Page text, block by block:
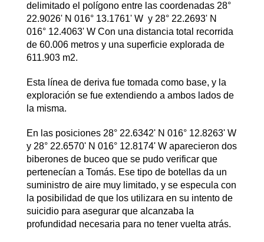
delimitado el polígono entre las coordenadas 28°
22.9026' N 016° 13.1761' W y 28° 22.2693' N
016° 12.4063' W Con una distancia total recorrida
de 60.006 metros y una superficie explorada de
611.903 m2.
Esta línea de deriva fue tomada como base, y la
exploración se fue extendiendo a ambos lados de
la misma.
En las posiciones 28° 22.6342' N 016° 12.8263' W
y 28° 22.6570' N 016° 12.8174' W aparecieron dos
biberones de buceo que se pudo verificar que
pertenecían a Tomás. Ese tipo de botellas da un
suministro de aire muy limitado, y se especula con
la posibilidad de que los utilizara en su intento de
suicidio para asegurar que alcanzaba la
profundidad necesaria para no tener vuelta atrás.